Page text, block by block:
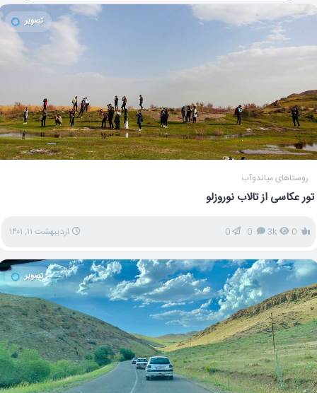
تصویر
روستاهای میاندوآب
تور عکاسی از تالاب نوروزلو
3k
0 اردیبهشت ۱۱, ۱۴۰۱
تصویر